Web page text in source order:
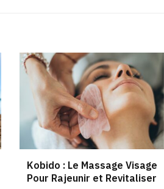
Kobido : Le Massage Visage
Pour Rajeunir et Revitaliser